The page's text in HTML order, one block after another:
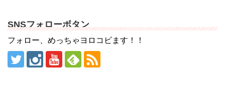
SNSフォローボタン
フォロー、めっちゃヨロコビます！！